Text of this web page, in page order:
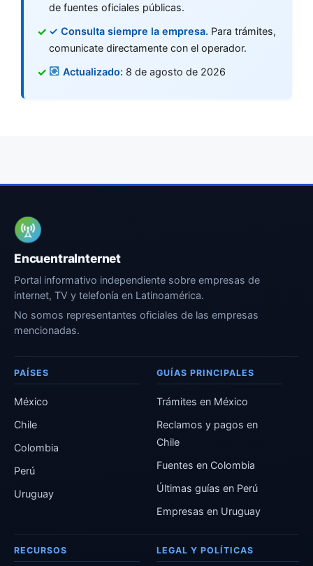
de fuentes oficiales públicas.
✓ Consulta siempre la empresa. Para trámites,
comunicate directamente con el operador.
Actualizado: 8 de agosto de 2026
EncuentraInternet
Portal informativo independiente sobre empresas de
internet, TV y telefonía en Latinoamérica.
No somos representantes oficiales de las empresas
mencionadas.
PAÍSES
México
Chile
Colombia
Perú
Uruguay
GUÍAS PRINCIPALES
Trámites en México
Reclamos y pagos en
Chile
Fuentes en Colombia
Últimas guías en Perú
Empresas en Uruguay
RECURSOS LEGAL Y POLÍTICAS